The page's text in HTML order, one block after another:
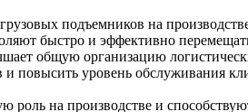
подъемников на
быстро и эффективно
общую организацию
и повысить уровень обслуживания
роль на производстве и